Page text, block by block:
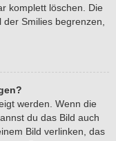
komplett löschen. Die
Smilies begrenzen,
werden. Wenn die
du das Bild auch
Bild verlinken, das